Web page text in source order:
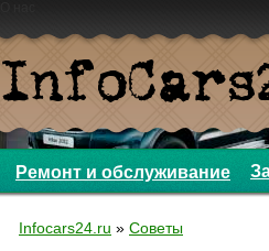
Ремонт и обслуживание
Infocars24.ru » Советы